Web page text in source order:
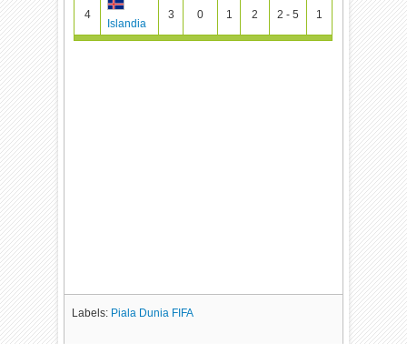
4
Islandia
3 0 1 2 2 - 5 1
Labels: Piala Dunia FIFA